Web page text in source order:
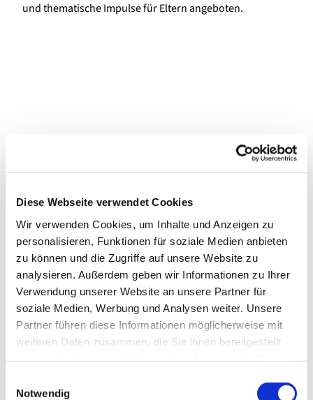
Diese Webseite verwendet Cookies
Wir verwenden Cookies, um Inhalte und Anzeigen zu
personalisieren, Funktionen für soziale Medien anbieten
zu können und die Zugriffe auf unsere Website zu
analysieren. Außerdem geben wir Informationen zu Ihrer
Verwendung unserer Website an unsere Partner für
soziale Medien, Werbung und Analysen weiter. Unsere
Partner führen diese Informationen möglicherweise mit
weiteren Daten zusammen, die Sie ihnen bereitgestellt
Notwendig
und thematische Impulse für Eltern angeboten.
Dies könnte Sie auch interessieren